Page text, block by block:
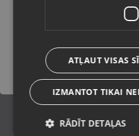
Stāvoklis Lietots (Garantija 6
345.00 €
15.68€/mēn.
ATĻAUT VISAS
IZMANTOT TIKAI
RĀDĪT DETAĻAS